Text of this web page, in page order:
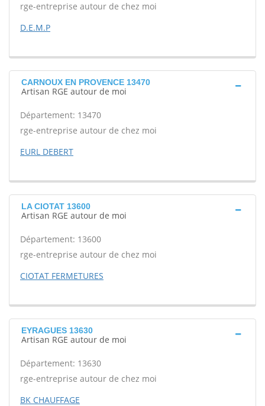
rge-entreprise autour de chez moi
D.E.M.P
CARNOUX EN PROVENCE 13470
Artisan RGE autour de moi
Département: 13470
rge-entreprise autour de chez moi
EURL DEBERT
LA CIOTAT 13600
Artisan RGE autour de moi
Département: 13600
rge-entreprise autour de chez moi
CIOTAT FERMETURES
EYRAGUES 13630
Artisan RGE autour de moi
Département: 13630
rge-entreprise autour de chez moi
BK CHAUFFAGE